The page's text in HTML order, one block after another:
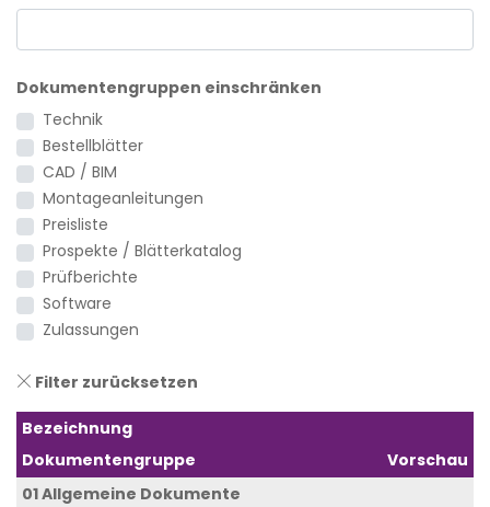
Dokumentengruppen einschränken
Technik
Bestellblätter
CAD / BIM
Montageanleitungen
Preisliste
Prospekte / Blätterkatalog
Prüfberichte
Software
Zulassungen
Filter zurücksetzen
Bezeichnung
Dokumentengruppe
Vorschau
01 Allgemeine Dokumente